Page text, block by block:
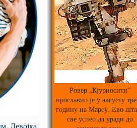
Ровер „Кјуриосити”
прославио је у августу
годину на Марсу. Ево шта
све успео да уради до